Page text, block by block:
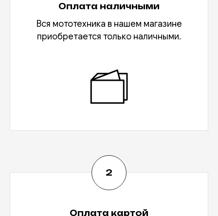
Оплата наличными
Вся мототехника в нашем магазине
приобретается только наличными.
Оплата картой